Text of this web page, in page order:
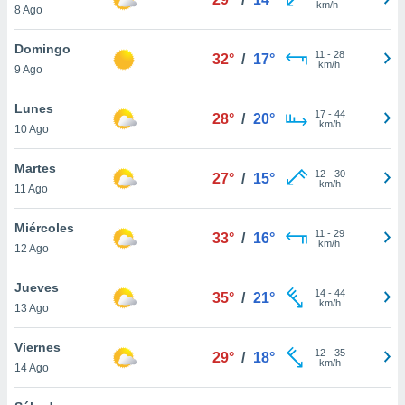
más
nuestra
y
disponible
cookies
aceptar
8 Ago
km/h
Domingo
9 Ago
32° / 17° 11 - 28
km/h
Lunes
10 Ago
28° / 20° 17- 44
km/h
Martes
11 Ago
27° / 15° 12- 30
km/h
Miércoles
12 Ago
33° / 16° 11 - 29
km/h
Jueves
13 Ago
35° / 21° 14- 44
km/h
Viernes
14 Ago
29° / 18° 12- 35
km/h